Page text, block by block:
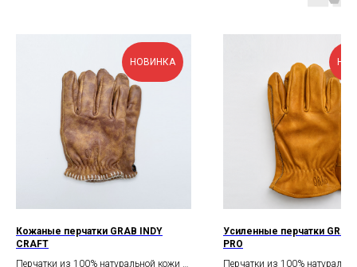
НОВИНКА
Кожаные перчатки GRAB INDY
CRAFT
Перчатки из 100% натуральной кожи с
Усиленные перчатки GRAB
PRO
Перчатки из 100%